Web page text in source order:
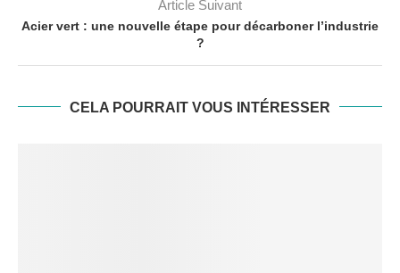
Article Suivant
Acier vert : une nouvelle étape pour décarboner l’industrie
?
CELA POURRAIT VOUS INTÉRESSER